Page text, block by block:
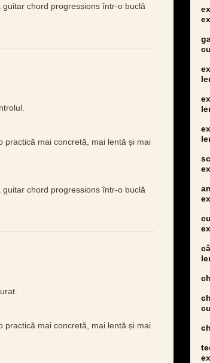
chord progressions într-o buclă
practică mai concretă, mai lentă și mai
chord progressions într-o buclă
practică mai concretă, mai lentă și mai